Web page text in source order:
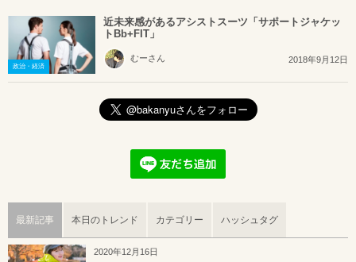
政治・経済
近未来感があるアシストスーツ「サポートジャケッ
トBb+FIT」
むーさん 2018年9月12日
最新記事 本日のトレンド カテゴリー ハッシュタグ
2020年12月16日